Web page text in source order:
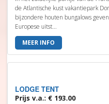
de Atlantische kust vakantiepark
bijzondere houten bungalows
Europese uitst...
MEER INFO
LODGE TENT
Prijs v.a.: € 193.00